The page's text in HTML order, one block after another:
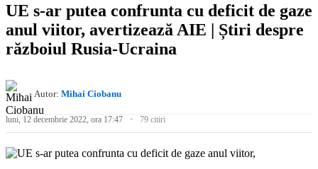
UE s-ar putea confrunta cu deficit de gaze
anul viitor, avertizează AIE | Știri despre
războiul Rusia-Ucraina
Autor: Mihai Ciobanu
luni, 12 decembrie 2022, ora 17:47 79 citiri